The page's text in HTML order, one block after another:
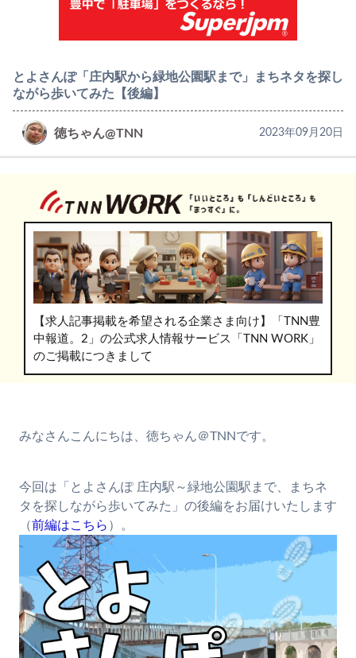
とよさんぽ「庄内駅から緑地公園駅まで」まちネタを探し
ながら歩いてみた【後編】
徳ちゃん@TNN 2023年09月20日
【求人記事掲載を希望される企業さま向け】「TNN豊
中報道。2」の公式求人情報サービス「TNN WORK」
のご掲載につきまして
みなさんこんにちは、徳ちゃん＠TNNです。
今回は「とよさんぽ 庄内駅～緑地公園駅まで、まちネ
タを探しながら歩いてみた」の後編をお届けいたします
（前編はこちら ）。